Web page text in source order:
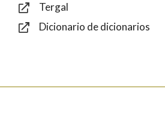
Tergal
Dicionario de dicionarios